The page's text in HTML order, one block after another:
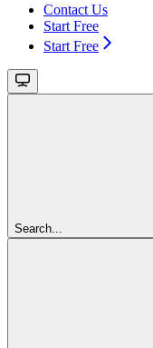
Contact Us
Start Free
Start Free
Search...